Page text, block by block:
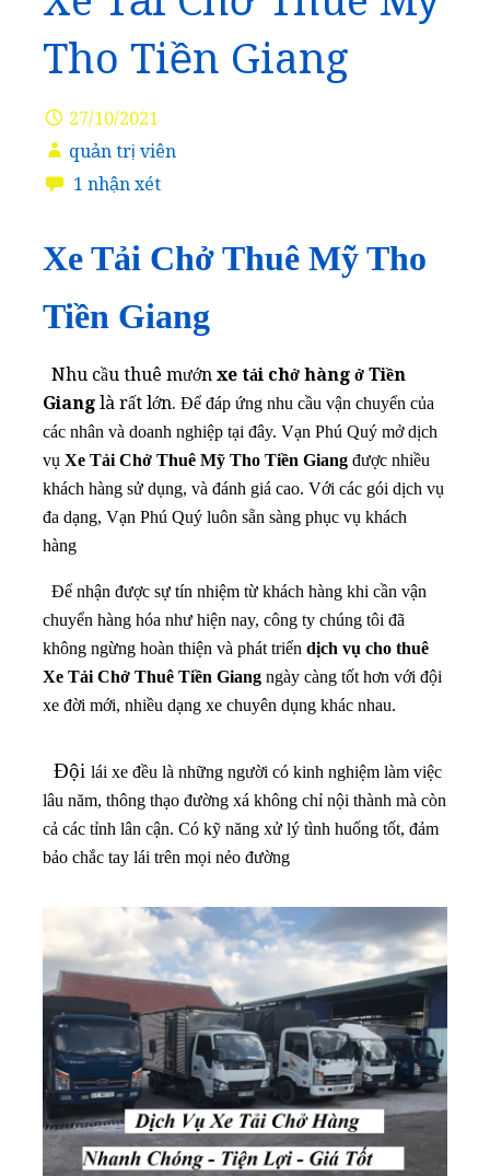
Tho Tiền Giang
27/10/2021
quản trị viên
1 nhận xét
Xe Tải Chở Thuê Mỹ Tho
Tiền Giang
Nhu cầu thuê mướn xe tải chở hàng ở Tiền
Giang là rất lớn. Để đáp ứng nhu cầu vận chuyển của
các nhân và doanh nghiệp tại đây. Vạn Phú Quý mở dịch
vụ Xe Tải Chở Thuê Mỹ Tho Tiền Giang được nhiều
khách hàng sử dụng, và đánh giá cao. Với các gói dịch vụ
đa dạng, Vạn Phú Quý luôn sẵn sàng phục vụ khách
hàng
Để nhận được sự tín nhiệm từ khách hàng khi cần vận
chuyển hàng hóa như hiện nay, công ty chúng tôi đã
không ngừng hoàn thiện và phát triển dịch vụ cho thuê
Xe Tải Chở Thuê Tiền Giang ngày càng tốt hơn với đội
xe đời mới, nhiều dạng xe chuyên dụng khác nhau.
Đội lái xe đều là những người có kinh nghiệm làm việc
lâu năm, thông thạo đường xá không chỉ nội thành mà còn
cả các tỉnh lân cận. Có kỹ năng xử lý tình huống tốt, đảm
bảo chắc tay lái trên mọi nẻo đường